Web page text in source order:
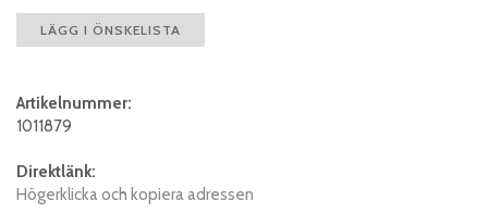
LÄGG I ÖNSKELISTA
Artikelnummer:
1011879
Direktlänk:
Högerklicka och kopiera adressen